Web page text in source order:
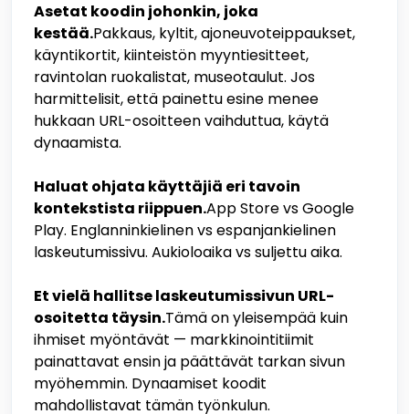
Asetat koodin johonkin, joka
kestää.Pakkaus, kyltit, ajoneuvoteippaukset,
käyntikortit, kiinteistön myyntiesitteet,
ravintolan ruokalistat, museotaulut. Jos
harmittelisit, että painettu esine menee
hukkaan URL-osoitteen vaihduttua, käytä
dynaamista.
Haluat ohjata käyttäjiä eri tavoin
kontekstista riippuen.App Store vs Google
Play. Englanninkielinen vs espanjankielinen
laskeutumissivu. Aukioloaika vs suljettu aika.
Et vielä hallitse laskeutumissivun URL-
osoitetta täysin.Tämä on yleisempää kuin
ihmiset myöntävät — markkinointitiimit
painattavat ensin ja päättävät tarkan sivun
myöhemmin. Dynaamiset koodit
mahdollistavat tämän työnkulun.